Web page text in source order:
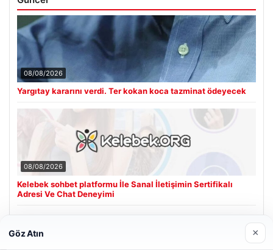
08/08/2026
Yargıtay kararını verdi. Ter kokan koca tazminat ödeyecek
08/08/2026
Kelebek sohbet platformu İle Sanal İletişimin Sertifikalı
Adresi Ve Chat Deneyimi
Göz Atın ×